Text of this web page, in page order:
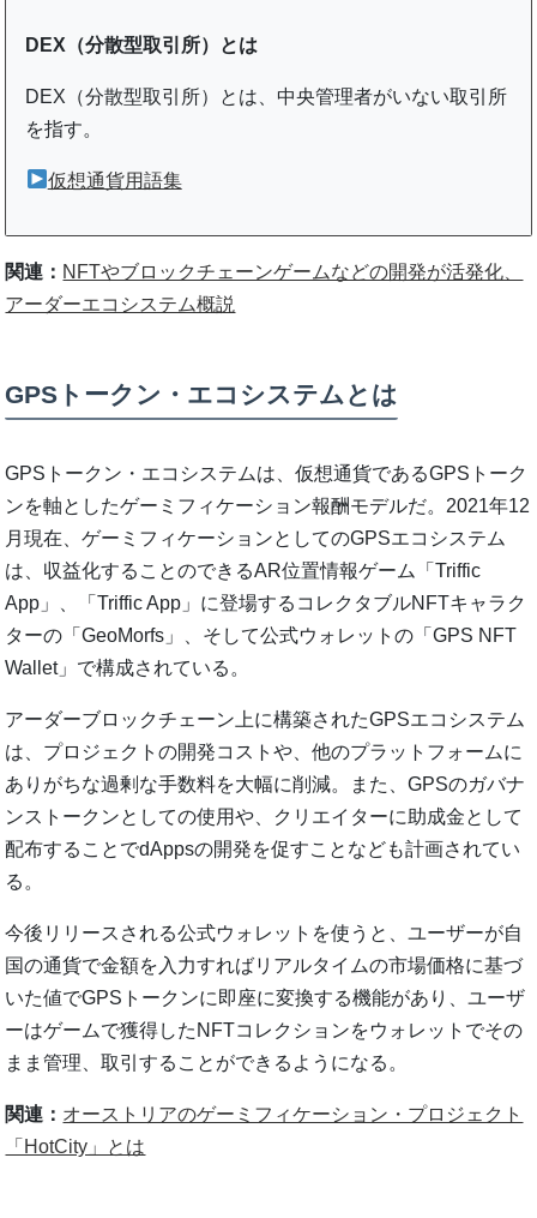
DEX（分散型取引所）とは
DEX（分散型取引所）とは、中央管理者がいない取引所
を指す。
仮想通貨用語集
関連： NFTやブロックチェーンゲームなどの開発が活発化、
アーダーエコシステム概説
GPSトークン・エコシステムとは
GPSトークン・エコシステムは、仮想通貨であるGPSトーク
ンを軸としたゲーミフィケーション報酬モデルだ。2021年12
月現在、ゲーミフィケーションとしてのGPSエコシステム
は、収益化することのできるAR位置情報ゲーム「Triffic
App」、「Triffic App」に登場するコレクタブルNFTキャラク
ターの「GeoMorfs」、そして公式ウォレットの「GPS NFT
Wallet」で構成されている。
アーダーブロックチェーン上に構築されたGPSエコシステム
は、プロジェクトの開発コストや、他のプラットフォームに
ありがちな過剰な手数料を大幅に削減。また、GPSのガバナ
ンストークンとしての使用や、クリエイターに助成金として
配布することでdAppsの開発を促すことなども計画されてい
る。
今後リリースされる公式ウォレットを使うと、ユーザーが自
国の通貨で金額を入力すればリアルタイムの市場価格に基づ
いた値でGPSトークンに即座に変換する機能があり、ユーザ
ーはゲームで獲得したNFTコレクションをウォレットでその
まま管理、取引することができるようになる。
関連： オーストリアのゲーミフィケーション・プロジェクト
「HotCity」とは